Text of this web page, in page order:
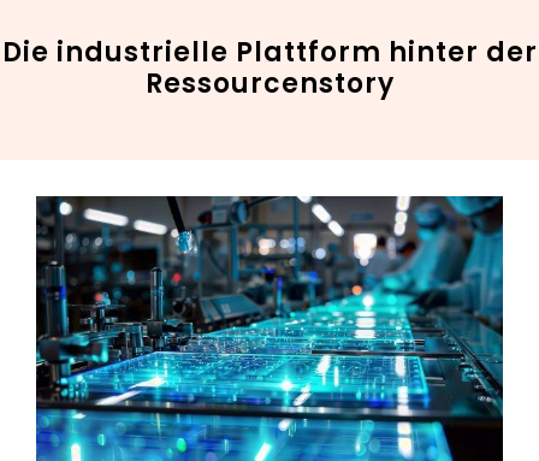
Die industrielle Plattform hinter der
Ressourcenstory